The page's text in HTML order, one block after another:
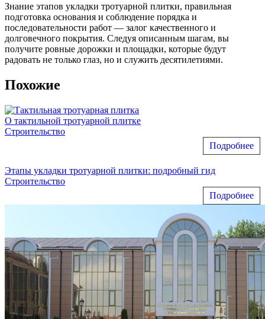
Знание этапов укладки тротуарной плитки, правильная
подготовка основания и соблюдение порядка и
последовательности работ — залог качественного и
долговечного покрытия. Следуя описанным шагам, вы
получите ровные дорожки и площадки, которые будут
радовать не только глаз, но и служить десятилетиями.
Похожие
О тактильной тротуарной плитке
Строительство
Подробнее
Этапы укладки тротуарной плитки: подробный гид
Строительство
Подробнее